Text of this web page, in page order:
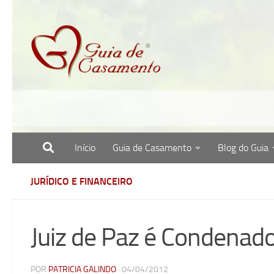
Site com o melhor para noivas, noivos e
Início Guia de Casamento Blog do Guia
JURÍDICO E FINANCEIRO
Juiz de Paz é
POR PATRICIA GALINDO · 04/04/2012